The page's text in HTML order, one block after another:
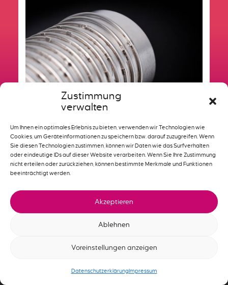
Zustimmung
verwalten
Um Ihnen ein optimales Erlebnis zu bieten, verwenden wir Technologien wie
Cookies, um Geräteinformationen zu speichern bzw. darauf zuzugreifen. Wenn
Sie diesen Technologien zustimmen, können wir Daten wie das Surfverhalten
oder eindeutige IDs auf dieser Website verarbeiten. Wenn Sie Ihre Zustimmung
nicht erteilen oder zurückziehen, können bestimmte Merkmale und Funktionen
beeinträchtigt werden.
Akzeptieren
Ablehnen
Voreinstellungen anzeigen
DatenschutzerklärungImpressum
Montagearten von
Mantelheizleiter
Deutsch